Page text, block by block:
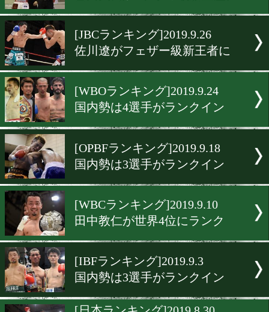
が王座に
[IBFランキング]2019.10.7
田中教仁がIBF王座をロッ
[WBAランキング]2019.10.2
[WBO-APランキング
冨田大樹がLフライ級新王
[JBCランキング]2019.9.26
佐川遼がフェザー級新王者